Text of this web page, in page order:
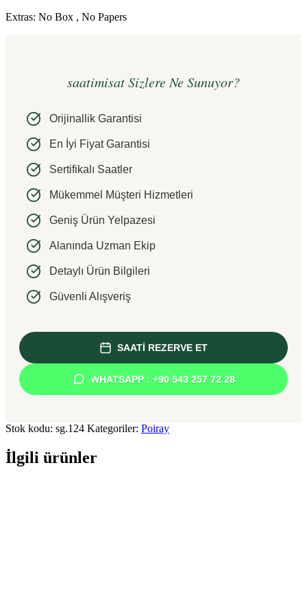
Extras: No Box , No Papers
saatimisat Sizlere Ne Sunuyor?
Orijinallik Garantisi
En İyi Fiyat Garantisi
Sertifikalı Saatler
Mükemmel Müşteri Hizmetleri
Geniş Ürün Yelpazesi
Alanında Uzman Ekip
Detaylı Ürün Bilgileri
Güvenli Alışveriş
SAATİ REZERVE ET
WHATSAPP : +90 543 257 72 28
Stok kodu: sg.124 Kategoriler: Poiray
İlgili ürünler